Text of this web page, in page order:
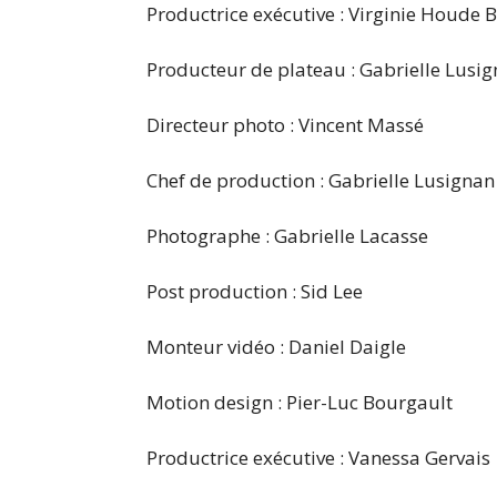
Productrice exécutive : Virginie Houde
Producteur de plateau : Gabrielle
Directeur photo : Vincent Massé
Chef de production : Gabrielle Lusignan
Photographe : Gabrielle Lacasse
Post production : Sid Lee
Monteur vidéo : Daniel Daigle
Motion design : Pier-Luc Bourgault
Productrice exécutive : Vanessa Gervais